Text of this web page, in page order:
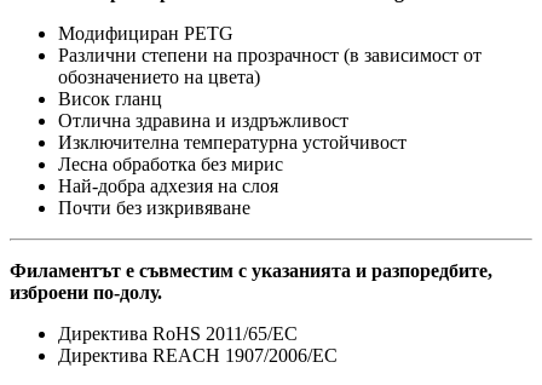
Модифициран PETG
Различни степени на прозрачност (в зависимост от
обозначението на цвета)
Висок гланц
Отлична здравина и издръжливост
Изключителна температурна устойчивост
Лесна обработка без мирис
Най-добра адхезия на слоя
Почти без изкривяване
Филаментът е съвместим с указанията и разпоредбите,
изброени по-долу.
Директива RoHS 2011/65/EC
Директива REACH 1907/2006/EC